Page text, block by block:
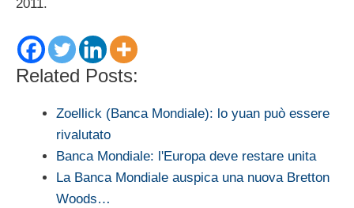
2011.
Related Posts:
Zoellick (Banca Mondiale): lo yuan può essere
rivalutato
Banca Mondiale: l'Europa deve restare unita
La Banca Mondiale auspica una nuova Bretton
Woods…